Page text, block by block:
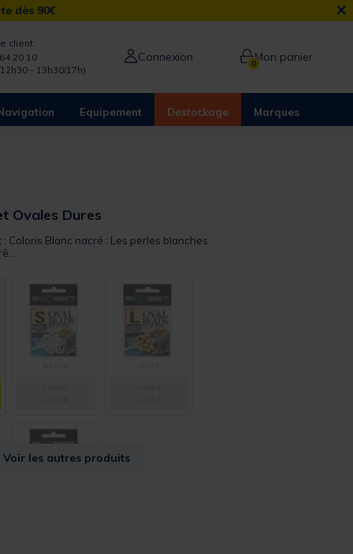
dès 90€ ×
client
20 10
- 13h30/17h)
Connexion 0Mon panier
Equipement Destockage Marques
Ovales Dures
: Coloris Blanc nacré : Les perles blanches
Voir les autres produits